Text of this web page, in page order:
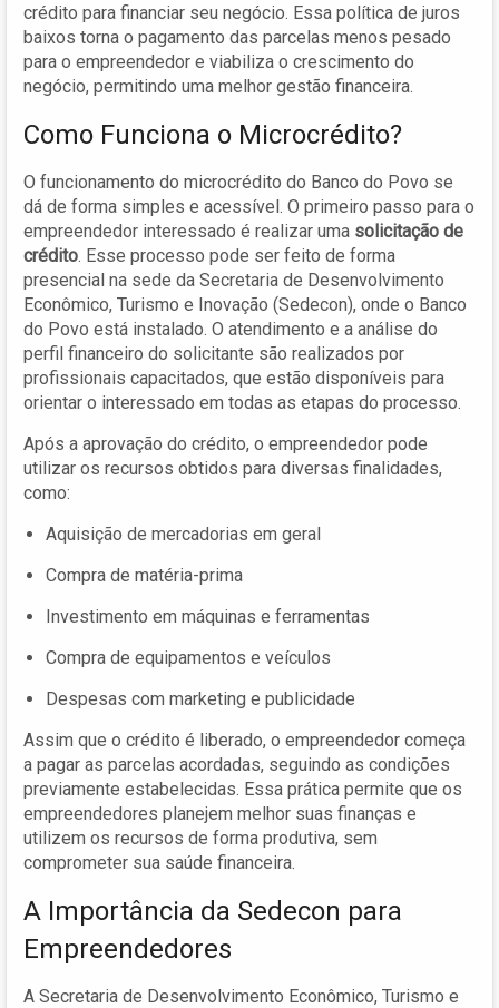
crédito para financiar seu negócio. Essa política de juros
baixos torna o pagamento das parcelas menos pesado
para o empreendedor e viabiliza o crescimento do
negócio, permitindo uma melhor gestão financeira.
Como Funciona o Microcrédito?
O funcionamento do microcrédito do Banco do Povo se
dá de forma simples e acessível. O primeiro passo para o
empreendedor interessado é realizar uma solicitação de
crédito. Esse processo pode ser feito de forma
presencial na sede da Secretaria de Desenvolvimento
Econômico, Turismo e Inovação (Sedecon), onde o Banco
do Povo está instalado. O atendimento e a análise do
perfil financeiro do solicitante são realizados por
profissionais capacitados, que estão disponíveis para
orientar o interessado em todas as etapas do processo.
Após a aprovação do crédito, o empreendedor pode
utilizar os recursos obtidos para diversas finalidades,
como:
Aquisição de mercadorias em geral
Compra de matéria-prima
Investimento em máquinas e ferramentas
Compra de equipamentos e veículos
Despesas com marketing e publicidade
Assim que o crédito é liberado, o empreendedor começa
a pagar as parcelas acordadas, seguindo as condições
previamente estabelecidas. Essa prática permite que os
empreendedores planejem melhor suas finanças e
utilizem os recursos de forma produtiva, sem
comprometer sua saúde financeira.
A Importância da Sedecon para
Empreendedores
A Secretaria de Desenvolvimento Econômico, Turismo e